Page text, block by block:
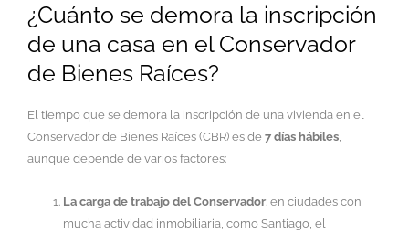
¿Cuánto se demora la inscripción
de una casa en el Conservador
de Bienes Raíces?
El tiempo que se demora la inscripción de una vivienda en el
Conservador de Bienes Raíces (CBR) es de 7 días hábiles
aunque depende de varios factores:
La carga de trabajo del Conservador: en ciudades con
mucha actividad inmobiliaria, como Santiago, el